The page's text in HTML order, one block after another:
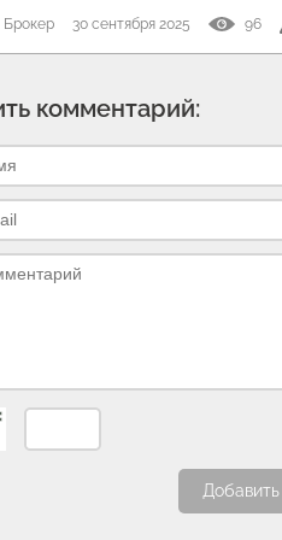
30 сентября 2025 96
комментарий: